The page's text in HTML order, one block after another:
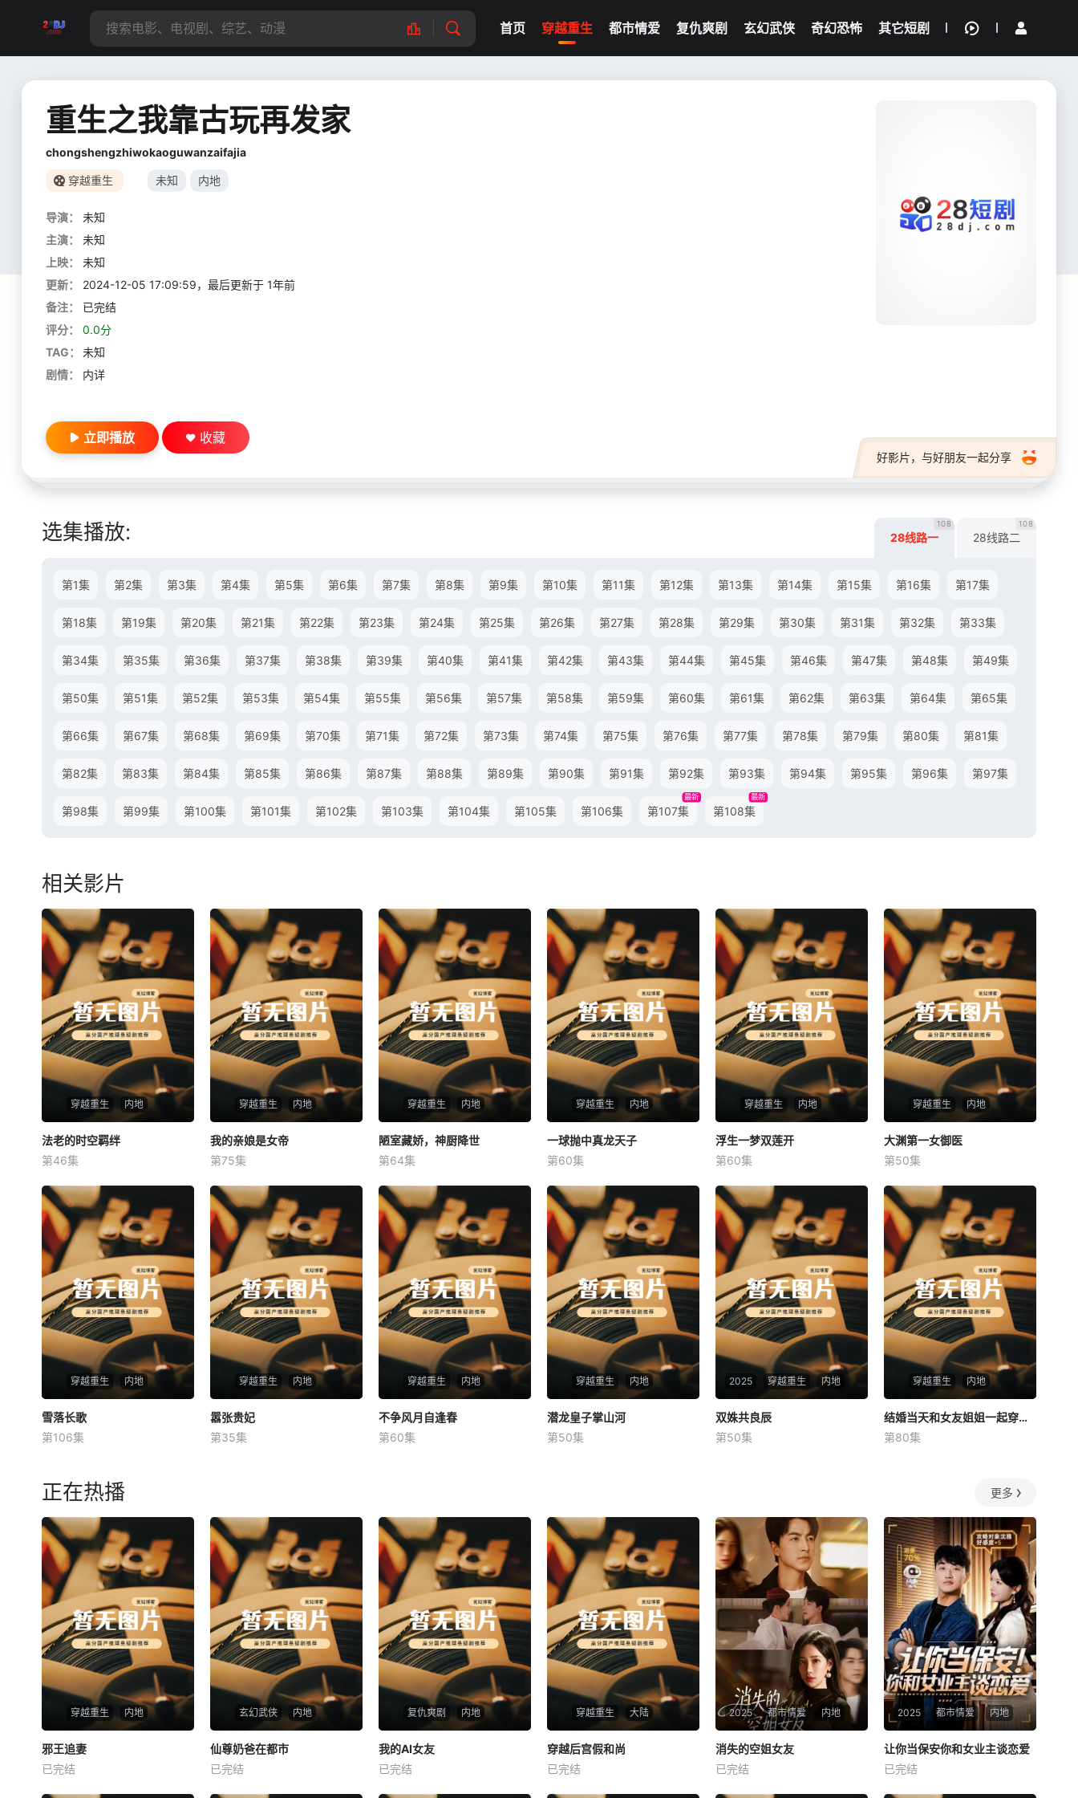
首页 穿越重生 都市情爱 复仇爽剧 玄幻武侠 奇幻恐怖 其它短剧
我的观影记录
重生之我靠古玩再发家
chongshengzhiwokaoguwanzaifajia
穿越重生 未知 内地
导演：
未知
主演：
未知
上映：
未知
更新：
2024-12-05 17:09:59，最后更新于 1年前
备注：
已完结
评分：
0.0分
TAG：
未知
剧情：
内详
好影片，与好朋友一起分享
立即播放 收藏
选集播放: 28线路一
108
28线路二
108
第1集 第2集 第3集 第4集 第5集 第6集 第7集 第8集 第9集 第10集 第11集 第12集 第13集 第14集 第15集 第16集 第17集
第18集 第19集 第20集 第21集 第22集 第23集 第24集 第25集 第26集 第27集 第28集 第29集 第30集 第31集 第32集 第33集
第34集 第35集 第36集 第37集 第38集 第39集 第40集 第41集 第42集 第43集 第44集 第45集 第46集 第47集 第48集 第49集
第50集 第51集 第52集 第53集 第54集 第55集 第56集 第57集 第58集 第59集 第60集 第61集 第62集 第63集 第64集 第65集
第66集 第67集 第68集 第69集 第70集 第71集 第72集 第73集 第74集 第75集 第76集 第77集 第78集 第79集 第80集 第81集
第82集 第83集 第84集 第85集 第86集 第87集 第88集 第89集 第90集 第91集 第92集 第93集 第94集 第95集 第96集 第97集
第98集 第99集 第100集 第101集 第102集 第103集 第104集 第105集 第106集 第107集
最新
第108集
最新
相关影片
穿越重生 内地
法老的时空羁绊
未知
法老的时空羁绊
第46集
穿越重生 内地
我的亲娘是女帝
未知
我的亲娘是女帝
第75集
穿越重生 内地
陋室藏娇，神厨降世
未知
陋室藏娇，神厨降世
第64集
穿越重生 内地
一球抛中真龙天子
未知
一球抛中真龙天子
第60集
穿越重生 内地
浮生一梦双莲开
未知
浮生一梦双莲开
第60集
穿越重生 内地
大渊第一女御医
未知
大渊第一女御医
第50集
穿越重生 内地
雪落长歌
未知
雪落长歌
第106集
穿越重生 内地
嚣张贵妃
未知
嚣张贵妃
第35集
穿越重生 内地
不争风月自逢春
未知
不争风月自逢春
第60集
穿越重生 内地
潜龙皇子掌山河
未知
潜龙皇子掌山河
第50集
2025 穿越重生 内地
双姝共良辰
未知
双姝共良辰
第50集
穿越重生 内地
结婚当天和女友姐姐一起穿越了
何釗遠、邵依蕊
结婚当天和女友姐姐一起穿越了
第80集
正在热播 更多
穿越重生 内地
邪王追妻
未知
邪王追妻
已完结
玄幻武侠 内地
仙尊奶爸在都市
未知
仙尊奶爸在都市
已完结
复仇爽剧 内地
我的AI女友
未知
我的AI女友
已完结
穿越重生 大陆
穿越后宫假和尚
未知
穿越后宫假和尚
已完结
2025 都市情爱 内地
消失的空姐女友
未知
消失的空姐女友
已完结
2025 都市情爱 内地
未知
让你当保安你和女业主谈恋爱
已完结